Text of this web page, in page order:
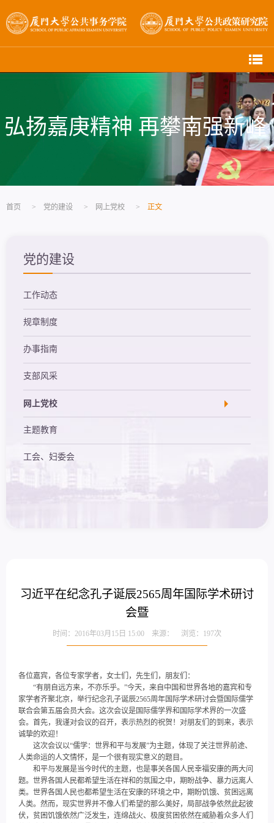
弘扬嘉庚精神 再攀南强新峰
首页 > 党的建设 > 网上党校 > 正文
党的建设
工作动态
规章制度
办事指南
支部风采
网上党校
主题教育
工会、妇委会
习近平在纪念孔子诞辰2565周年国际学术研讨
会暨
时间：2016年03月15日 15:00 来源： 浏览： 197次
各位嘉宾，各位专家学者，女士们，先生们，朋友们：
“有朋自远方来，不亦乐乎。”今天，来自中国和世界各地的嘉宾和专
家学者齐聚北京，举行纪念孔子诞辰2565周年国际学术研讨会暨国际儒学
联合会第五届会员大会。这次会议是国际儒学界和国际学术界的一次盛
会。首先，我谨对会议的召开，表示热烈的祝贺！对朋友们的到来，表示
诚挚的欢迎！
这次会议以“儒学：世界和平与发展”为主题，体现了关注世界前途、
人类命运的人文情怀，是一个很有现实意义的题目。
和平与发展是当今时代的主题，也是事关各国人民幸福安康的两大问
题。世界各国人民都希望生活在祥和的氛围之中，期盼战争、暴力远离人
类。世界各国人民也都希望生活在安康的环境之中，期盼饥饿、贫困远离
人类。然而，现实世界并不像人们希望的那么美好，局部战争依然此起彼
伏，贫困饥饿依然广泛发生，连绵战火、极度贫困依然在威胁着众多人们